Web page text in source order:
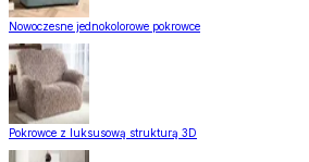
Nowoczesne jednokolorowe pokrowce
Pokrowce z luksusową strukturą 3D